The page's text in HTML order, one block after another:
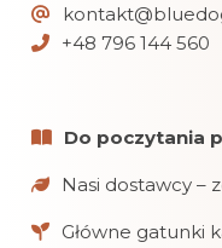
+48 796 144 560
Do poczytania
Nasi dostawcy –
Główne gatunki